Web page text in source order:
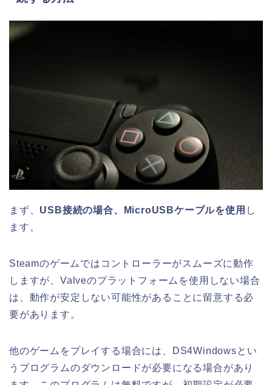
まず、 USB接続の場合、MicroUSBケーブルを使用 し
ます。
Steamのゲームではコントローラーがスムーズに動作
しますが、Valveのプラットフォームを使用しない場合
は、動作が安定しない可能性があることに留意する必
要があります。
他のゲームをプレイする場合には、DS4Windowsとい
うプログラムのダウンロードが必要になる場合があり